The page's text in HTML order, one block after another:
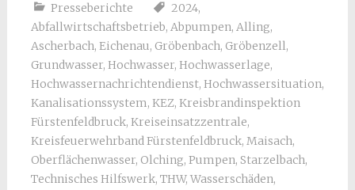
Presseberichte 2024,
Abfallwirtschaftsbetrieb, Abpumpen, Alling,
Ascherbach, Eichenau, Gröbenbach, Gröbenzell,
Grundwasser, Hochwasser, Hochwasserlage,
Hochwassernachrichtendienst, Hochwassersituation,
Kanalisationssystem, KEZ, Kreisbrandinspektion
Fürstenfeldbruck, Kreiseinsatzzentrale,
Kreisfeuerwehrband Fürstenfeldbruck, Maisach,
Oberflächenwasser, Olching, Pumpen, Starzelbach,
Technisches Hilfswerk, THW, Wasserschäden,